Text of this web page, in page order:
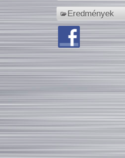
Eredmények